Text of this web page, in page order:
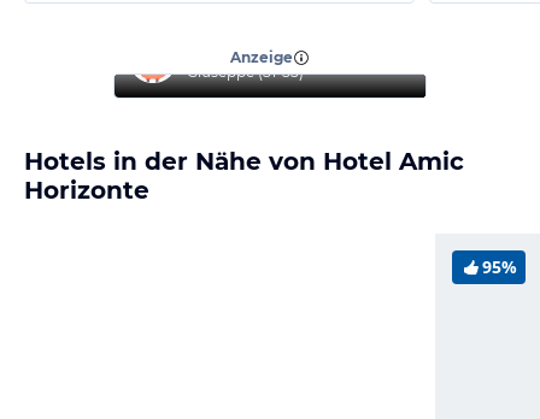
Anzeige
Giuseppe (51-55)
Hotels in der Nähe von Hotel Amic
Horizonte
95%